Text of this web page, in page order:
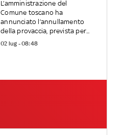
L’amministrazione del
Comune toscano ha
annunciato l’annullamento
della provaccia, prevista per...
02 lug - 08:48